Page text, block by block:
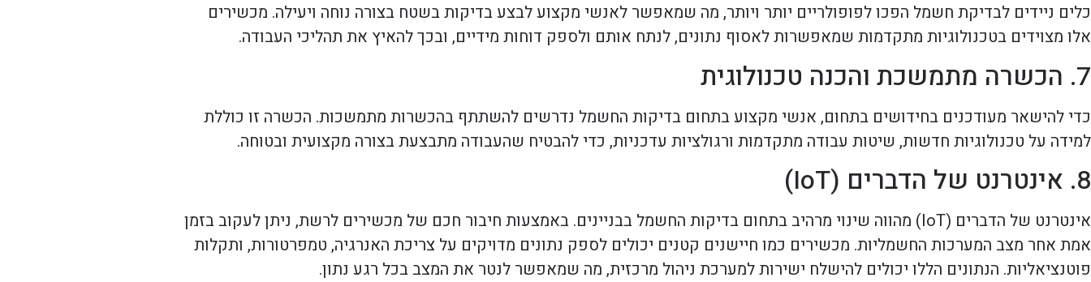
כלים ניידים לבדיקת חשמל הפכו לפופולריים יותר ויותר, מה שמאפשר לאנשי מקצוע לבצע בדיקות בשטח בצורה נוחה ויעילה. מכשירים
אלו מצוידים בטכנולוגיות מתקדמות שמאפשרות לאסוף נתונים, לנתח אותם ולספק דוחות מידיים, ובכך להאיץ את תהליכי העבודה.
7. הכשרה מתמשכת והכנה טכנולוגית
כדי להישאר מעודכנים בחידושים בתחום, אנשי מקצוע בתחום בדיקות החשמל נדרשים להשתתף בהכשרות מתמשכות. הכשרה זו כוללת
למידה על טכנולוגיות חדשות, שיטות עבודה מתקדמות ורגולציות עדכניות, כדי להבטיח שהעבודה מתבצעת בצורה מקצועית ובטוחה.
8. אינטרנט של הדברים (IoT)
אינטרנט של הדברים (IoT) מהווה שינוי מרהיב בתחום בדיקות החשמל בבניינים. באמצעות חיבור חכם של מכשירים לרשת, ניתן לעקוב בזמן
אמת אחר מצב המערכות החשמליות. מכשירים כמו חיישנים קטנים יכולים לספק נתונים מדויקים על צריכת האנרגיה, טמפרטורות, ותקלות
פוטנציאליות. הנתונים הללו יכולים להישלח ישירות למערכת ניהול מרכזית, מה שמאפשר לנטר את המצב בכל רגע נתון.